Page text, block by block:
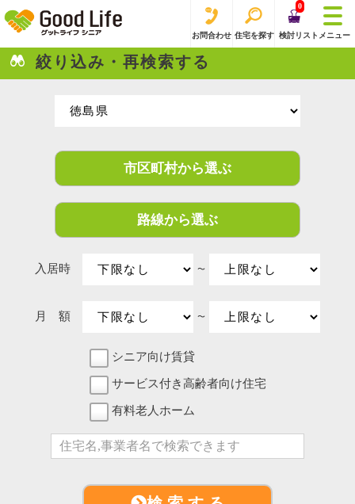
お問合わせ 住宅を探す
0
検討リスト メニュー
絞り込み・再検索する
市区町村から選ぶ
路線から選ぶ
入居時 〜
月 額 〜
シニア向け賃貸
サービス付き高齢者向け住宅
有料老人ホーム